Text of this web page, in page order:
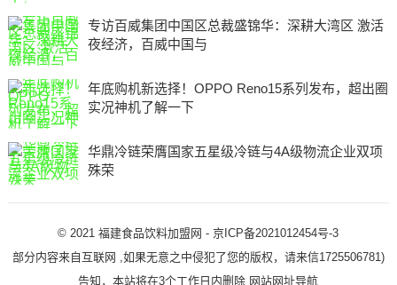
专访百威集团中国区总裁盛锦华：深耕大湾区 激活
夜经济，百威中国与
年底购机新选择！OPPO Reno15系列发布，超出圈
实况神机了解一下
华鼎冷链荣膺国家五星级冷链与4A级物流企业双项
殊荣
© 2021福建食品饮料加盟网 -京ICP备2021012454号-3
部分内容来自互联网 ,如果无意之中侵犯了您的版权，请来信1725506781)
告知，本站将在3个工作日内删除 网站网址导航